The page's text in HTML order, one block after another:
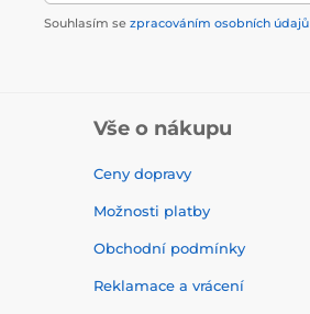
Souhlasím se zpracováním osobních údajů
Vše o nákupu
Ceny dopravy
Možnosti platby
Obchodní podmínky
Reklamace a vrácení